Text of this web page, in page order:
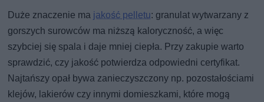
Duże znaczenie ma jakość pelletu: granulat wytwarzany z
gorszych surowców ma niższą kaloryczność, a więc
szybciej się spala i daje mniej ciepła. Przy zakupie warto
sprawdzić, czy jakość potwierdza odpowiedni certyfikat.
Najtańszy opał bywa zanieczyszczony np. pozostałościami
klejów, lakierów czy innymi domieszkami, które mogą